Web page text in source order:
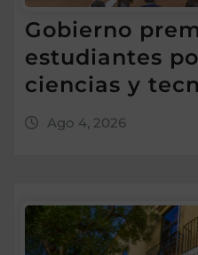
Gobierno
estudiantes
ciencias y
Ago 4, 2026